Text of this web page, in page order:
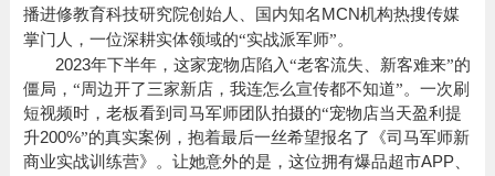
播进修教育科技研究院创始人、国内知名MCN机构热搜传媒
掌门人，一位深耕实体领域的“实战派军师”。
2023年下半年， 这家宠物店陷入“老客流失、新客难来”的
僵局，“周边开了三家新店，我连怎么宣传都不知道”。一次刷
短视频时， 老板看到司马军师团队拍摄的“宠物店当天盈利提
升200%”的真实案例，抱着最后一丝希望报名了《司马军师新
商业实战训练营》。让她意外的是，这位拥有爆品超市APP、